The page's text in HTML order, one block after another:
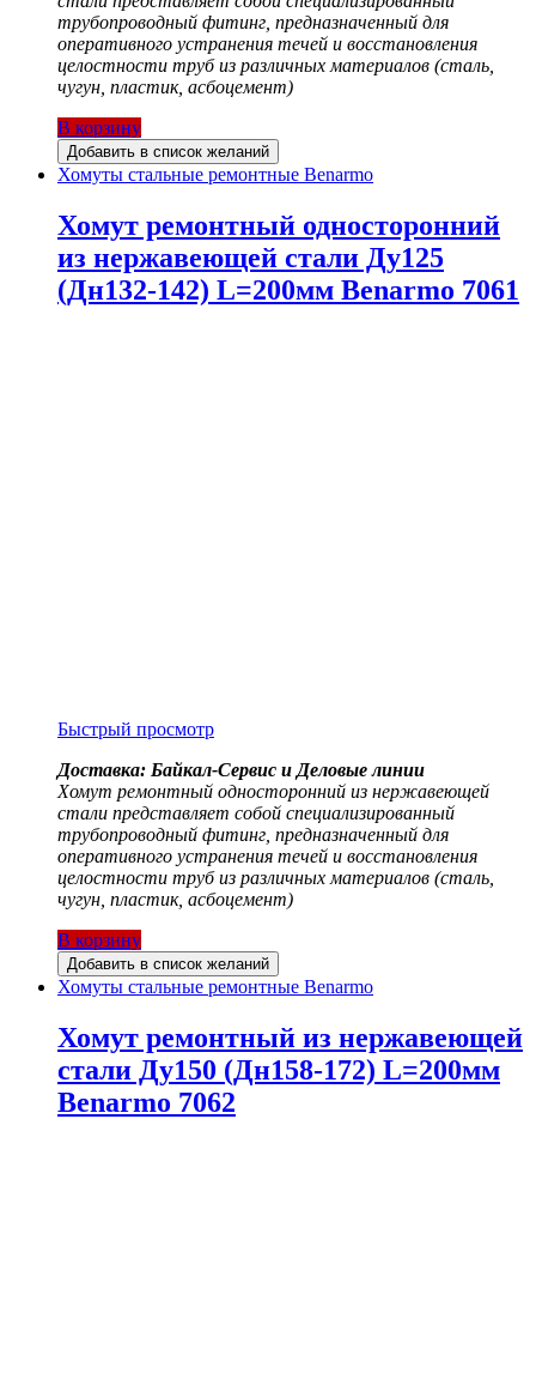
трубопроводный фитинг, предназначенный для
оперативного устранения течей и восстановления
целостности труб из различных материалов (сталь,
чугун, пластик, асбоцемент)
В корзину
Добавить в список желаний
Хомуты стальные ремонтные Benarmo
Хомут ремонтный односторонний
из нержавеющей стали Ду125
(Дн132-142) L=200мм Benarmo 7061
Быстрый просмотр
Доставка: Байкал-Сервис и Деловые линии
Хомут ремонтный односторонний из нержавеющей
стали представляет собой специализированный
трубопроводный фитинг, предназначенный для
оперативного устранения течей и восстановления
целостности труб из различных материалов (сталь,
чугун, пластик, асбоцемент)
В корзину
Добавить в список желаний
Хомуты стальные ремонтные Benarmo
Хомут ремонтный из нержавеющей
стали Ду150 (Дн158-172) L=200мм
Benarmo 7062